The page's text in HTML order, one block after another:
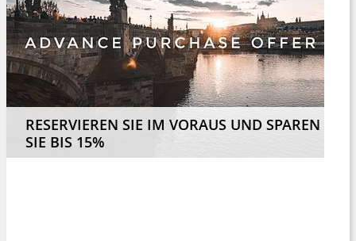
RESERVIEREN SIE IM VORAUS UND SPAREN
SIE BIS 15%